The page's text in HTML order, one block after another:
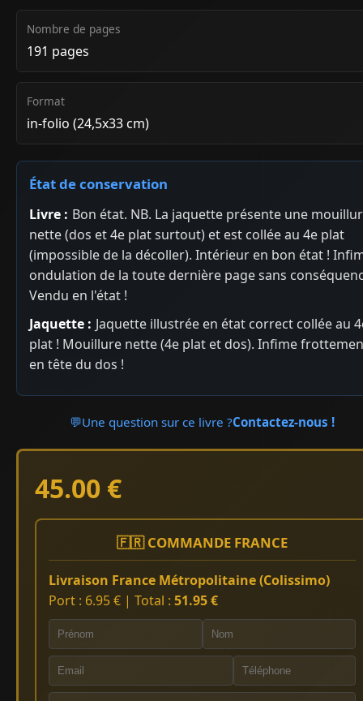
Nombre de pages
191 pages
Format
in-folio (24,5x33 cm)
État de conservation
Livre : Bon état. NB. La jaquette présente une
nette (dos et 4e plat surtout) et est collée au 4e plat
(impossible de la décoller). Intérieur en bon état !
ondulation de la toute dernière page sans
Vendu en l'état !
Jaquette : Jaquette illustrée en état correct collée au
plat ! Mouillure nette (4e plat et dos). Infime
en tête du dos !
💬Une question sur ce livre ?Contactez-nous !
45.00 €
🇫🇷 COMMANDE FRANCE
Livraison France Métropolitaine (Colissimo)
Port : 6.95 € | Total : 51.95 €